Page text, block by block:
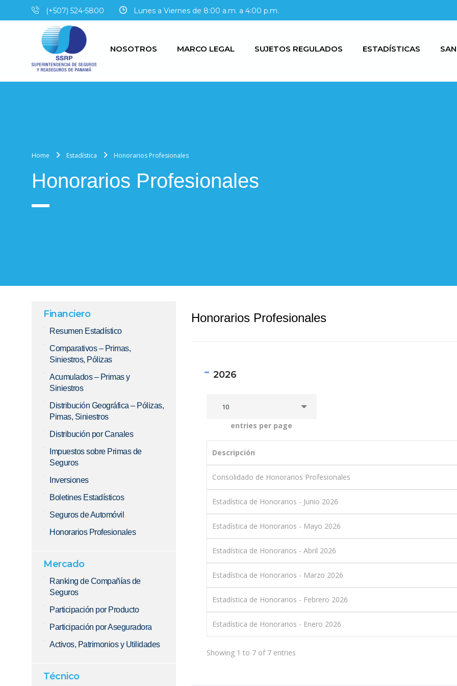
(+507) 524-5800 Lunes a Viernes de 8:00 a.m. a 4:00 p.m.
NOSOTROS MARCO LEGAL SUJETOS REGULADOS ESTADÍSTICAS
Home Estadística Honorarios Profesionales
Honorarios Profesionales
Financiero
Resumen Estadístico
Comparativos – Primas,
Siniestros, Pólizas
Acumulados – Primas y
Siniestros
Distribución Geográfica – Pólizas,
Pimas, Siniestros
Distribución por Canales
Impuestos sobre Primas de
Seguros
Inversiones
Boletines Estadísticos
Seguros de Automóvil
Honorarios Profesionales
Mercado
Ranking de Compañías de
Seguros
Participación por Producto
Participación por Aseguradora
Activos, Patrimonios y Utilidades
Técnico
Honorarios Profesionales
2026
10
entries per page
Descripción
Consolidado de Honorarios Profesionales
Estadística de Honorarios - Junio 2026
Estadística de Honorarios - Mayo 2026
Estadística de Honorarios - Abril 2026
Estadística de Honorarios - Marzo 2026
Estadística de Honorarios - Febrero 2026
Estadística de Honorarios - Enero 2026
Showing 1 to 7 of 7 entries